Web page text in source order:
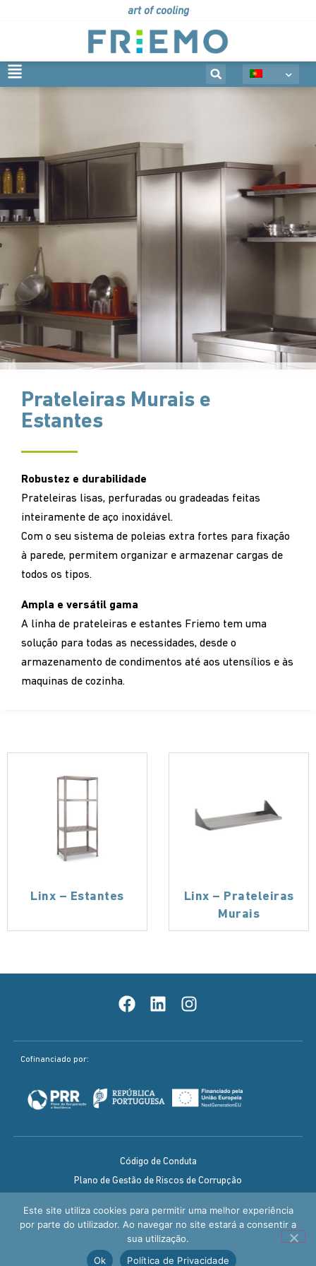
art of cooling
Prateleiras Murais e
Estantes
Robustez e durabilidade
Prateleiras lisas, perfuradas ou gradeadas feitas
inteiramente de aço inoxidável.
Com o seu sistema de poleias extra fortes para fixação
à parede, permitem organizar e armazenar cargas de
todos os tipos.
Ampla e versátil gama
A linha de prateleiras e estantes Friemo tem uma
solução para todas as necessidades, desde o
armazenamento de condimentos até aos utensílios e às
maquinas de cozinha.
Linx – Estantes
Linx – Prateleiras
Murais
Cofinanciado por:
Código de Conduta
Plano de Gestão de Riscos de Corrupção
Aviso legal / Política de Privacidade
FRIEMO ©2026 –By TRIPLO
Este site utiliza cookies para permitir uma melhor experiência
por parte do utilizador. Ao navegar no site estará a consentir a
sua utilização.
Ok
Política de Privacidade